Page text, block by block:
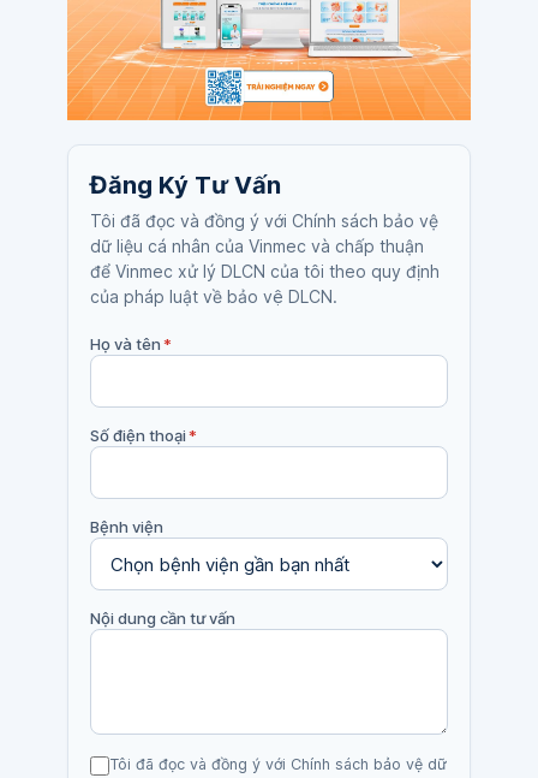
Đăng Ký Tư Vấn
Tôi đã đọc và đồng ý với Chính sách bảo vệ
dữ liệu cá nhân của Vinmec và chấp thuận
để Vinmec xử lý DLCN của tôi theo quy định
của pháp luật về bảo vệ DLCN.
Họ và tên*
Số điện thoại*
Bệnh viện
Nội dung cần tư vấn
Tôi đã đọc và đồng ý với Chính sách bảo vệ dữ